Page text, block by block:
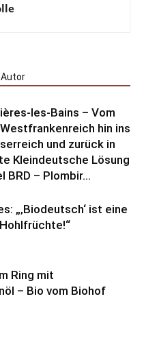
Autor
les-Bains – Vom
hin ins
und zurück in
Kleindeutsche Lösung
BRD – Plombir...
„‚Biodeutsch‘ ist eine
Ring mit
– Bio vom Biohof